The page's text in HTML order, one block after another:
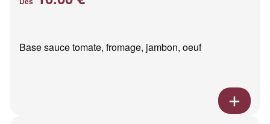
Base sauce tomate, fromage, jambon, oeuf